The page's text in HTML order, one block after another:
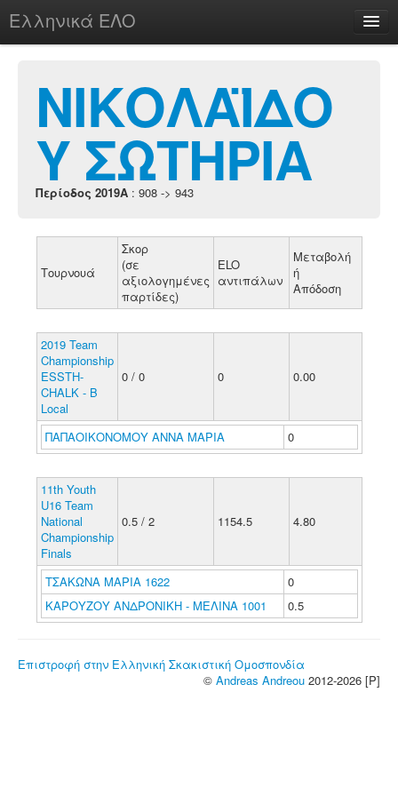
Ελληνικά ΕΛΟ
chesstu.be @ discord
ΝΙΚΟΛΑΪΔΟ
Υ ΣΩΤΗΡΙΑ
Περίοδος 2019A : 908 -> 943
Τουρνουά
Σκορ
(σε
αξιολογημένες
παρτίδες)
ELO
αντιπάλων
Μεταβολή
ή
Απόδοση
2019 Team
Championship
ESSTH-
CHALK - B
Local
0 / 0 0 0.00
ΠΑΠΑΟΙΚΟΝΟΜΟΥ ΑΝΝΑ ΜΑΡΙΑ 0
11th Youth
U16 Team
National
Championship
Finals
0.5 / 2 1154.5 4.80
ΤΣΑΚΩΝΑ ΜΑΡΙΑ 1622
0
ΚΑΡΟΥΖΟΥ ΑΝΔΡΟΝΙΚΗ - ΜΕΛΙΝΑ 1001
0.5
Επιστροφή στην Ελληνική Σκακιστική Ομοσπονδία
© Andreas Andreou 2012-2026 [P]